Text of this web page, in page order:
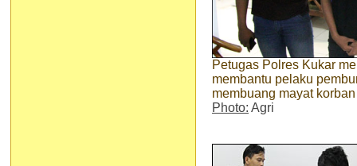
Petugas Polres Kukar
membantu pelaku
membuang mayat korban
Photo: Agri